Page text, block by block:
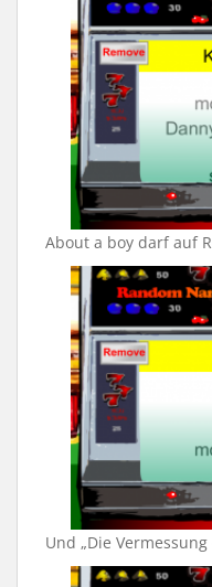
About a boy darf auf
Und „Die